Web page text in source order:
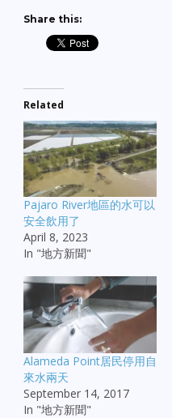
Share this:
Related
Pajaro River地區的水可以
安全飲用了
April 8, 2023
In "地方新聞"
Alameda Point居民停用自
來水兩天
September 14, 2017
In "地方新聞"